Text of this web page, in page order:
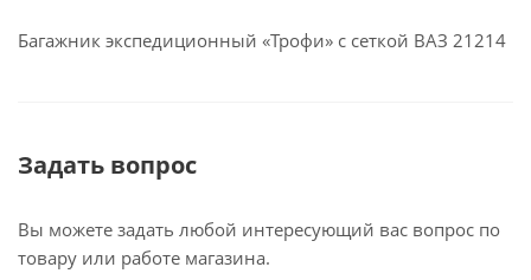
Багажник экспедиционный «Трофи» с сеткой ВАЗ 21214
Задать вопрос
Вы можете задать любой интересующий вас вопрос по
товару или работе магазина.